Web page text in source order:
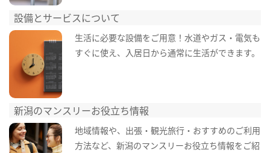
設備とサービスについて
生活に必要な設備をご用意！水道やガス・電気も
すぐに使え、入居日から通常に生活ができます。
新潟のマンスリーお役立ち情報
地域情報や、出張・観光旅行・おすすめのご利用
方法など、新潟のマンスリーお役立ち情報をご紹